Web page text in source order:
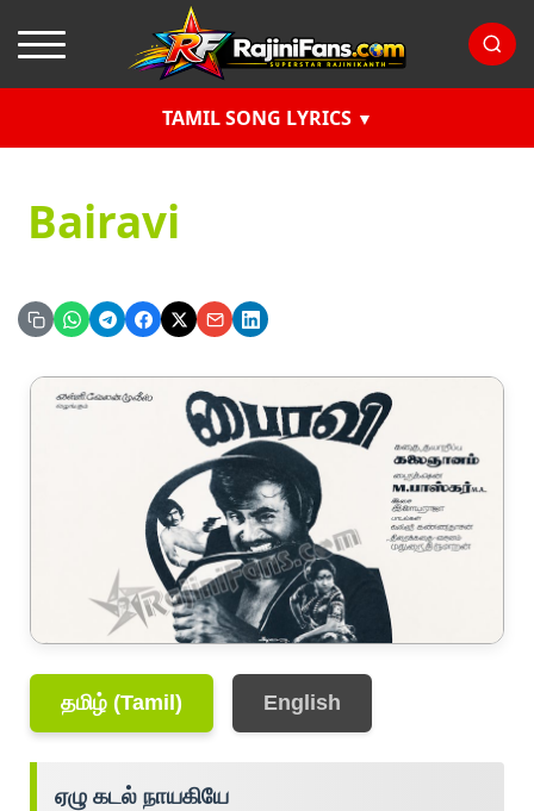
TAMIL SONG LYRICS
Bairavi
தமிழ் (Tamil) English
ஏழு கடல் நாயகியே